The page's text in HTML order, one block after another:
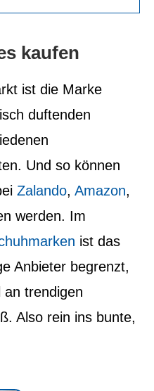
kaufen
ist die Marke
duftenden
Und so können
Zalando, Amazon,
werden. Im
ist das
Anbieter begrenzt,
an trendigen
Also rein ins bunte,